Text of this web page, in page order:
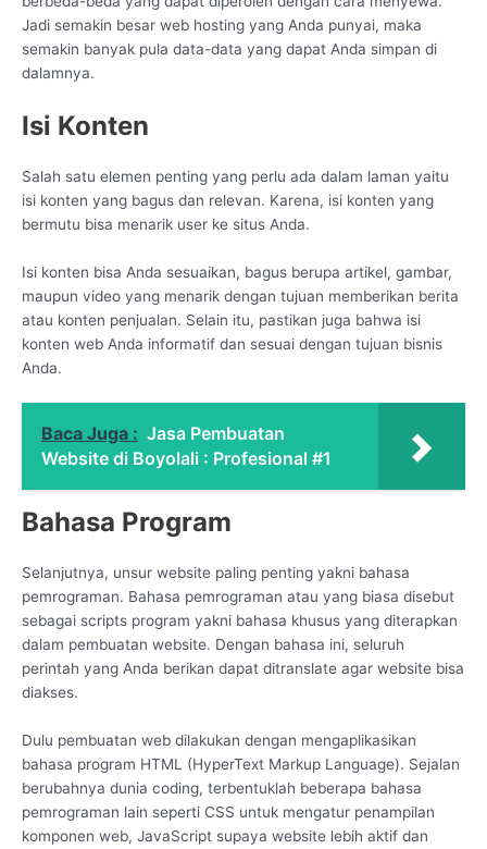
Jadi semakin besar web hosting yang Anda punyai, maka
semakin banyak pula data-data yang dapat Anda simpan di
dalamnya.
Isi Konten
Salah satu elemen penting yang perlu ada dalam laman yaitu
isi konten yang bagus dan relevan. Karena, isi konten yang
bermutu bisa menarik user ke situs Anda.
Isi konten bisa Anda sesuaikan, bagus berupa artikel, gambar,
maupun video yang menarik dengan tujuan memberikan berita
atau konten penjualan. Selain itu, pastikan juga bahwa isi
konten web Anda informatif dan sesuai dengan tujuan bisnis
Anda.
Baca Juga : Jasa Pembuatan
Website di Boyolali : Profesional #1
Bahasa Program
Selanjutnya, unsur website paling penting yakni bahasa
pemrograman. Bahasa pemrograman atau yang biasa disebut
sebagai scripts program yakni bahasa khusus yang diterapkan
dalam pembuatan website. Dengan bahasa ini, seluruh
perintah yang Anda berikan dapat ditranslate agar website bisa
diakses.
Dulu pembuatan web dilakukan dengan mengaplikasikan
bahasa program HTML (HyperText Markup Language). Sejalan
berubahnya dunia coding, terbentuklah beberapa bahasa
pemrograman lain seperti CSS untuk mengatur penampilan
komponen web, JavaScript supaya website lebih aktif dan